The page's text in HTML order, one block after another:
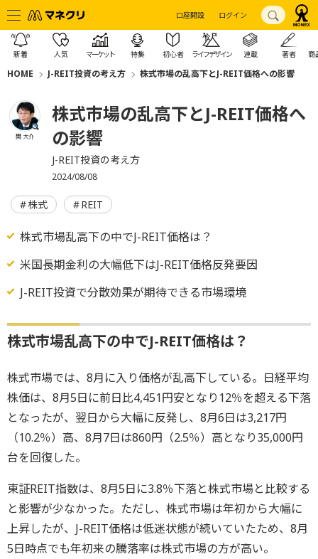
口座開設 ログイン
新着 人気 マーケット 特集 初心者 ライフデザイン 連載 著者 商
HOME J-REIT投資の考え方 株式市場の乱高下とJ-REIT価格への影響
関 大介
株式市場の乱高下とJ-REIT価格へ
の影響
J-REIT投資の考え方
2024/08/08
株式 REIT
株式市場乱高下の中でJ-REIT価格は？
米国長期金利の大幅低下はJ-REIT価格反発要因
J-REIT投資で分散効果が期待できる市場環境
株式市場乱高下の中でJ-REIT価格は？
株式市場では、8月に入り価格が乱高下している。日経平均
株価は、8月5日に前日比4,451円安となり12％を超える下落
となったが、翌日から大幅に反発し、8月6日は3,217円
（10.2％）高、8月7日は860円（2.5％）高となり35,000円
台を回復した。
東証REIT指数は、8月5日に3.8％下落と株式市場と比較する
と影響が少なかった。ただし、株式市場は年初から大幅に
上昇したが、J-REIT価格は低迷状態が続いていたため、8月
5日時点でも年初来の騰落率は株式市場の方が高い。